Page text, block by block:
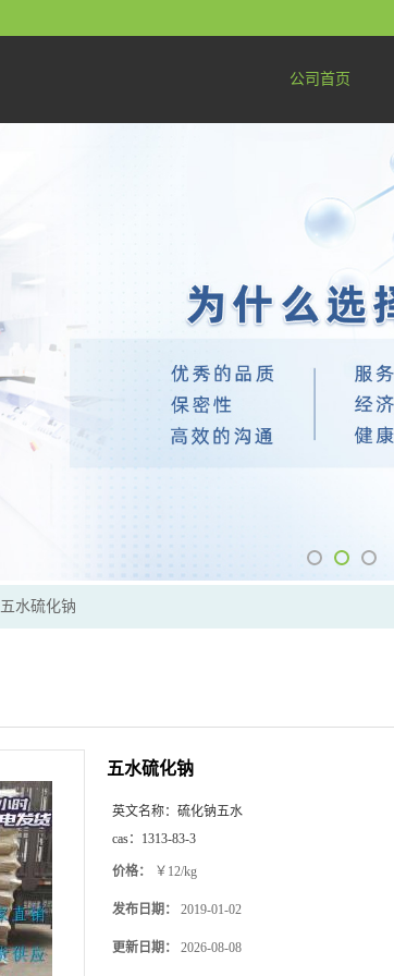
公司首页
五水硫化钠
五水硫化钠
英文名称： 硫化钠五水
cas： 1313-83-3
价格： ￥12/kg
发布日期： 2019-01-02
更新日期： 2026-08-08